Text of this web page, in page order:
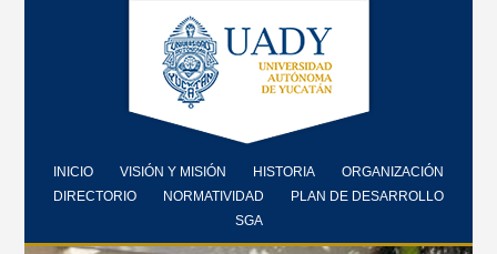
INICIO VISIÓN Y MISIÓN HISTORIA
ORGANIZACIÓN
DIRECTORIO
NORMATIVIDAD
PLAN DE DESARROLLO
SGA